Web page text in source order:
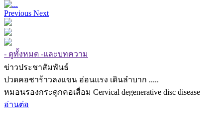
Previous Next
- ดูทั้งหมด -และบทความ
ข่าวประชาสัมพันธ์
ปวดคอชาร้าวลงแขน อ่อนแรง เดินลำบาก .....
หมอนรองกระดูกคอเสื่อม Cervical degenerative disc disease
อ่านต่อ